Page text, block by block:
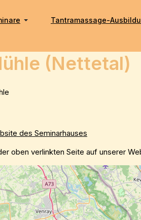
Tantramassage-
(Nettetal)
des Seminarhauses
oben verlinkten Seite auf unserer